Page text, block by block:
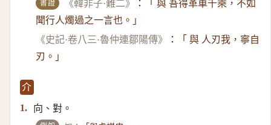
書證 《韓非子·難二》 ：
「 與 吾得革車千乘，不如
聞行人燭過之一言也。」
《史記·卷八三·魯仲連鄒陽傳》
：
「 與 人刃我，寧自
刃。」
介
1.
向、對。